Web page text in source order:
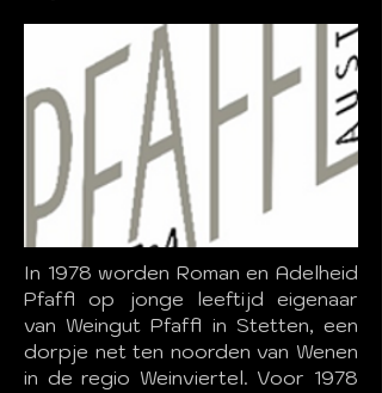
In 1978 worden Roman en Adelheid
Pfaffl op jonge leeftijd eigenaar
van Weingut Pfaffl in Stetten, een
dorpje net ten noorden van Wenen
in de regio Weinviertel. Voor 1978